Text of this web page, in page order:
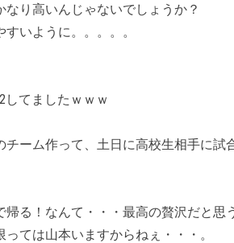
り高いんじゃないでしょうか？
いように。。。。。
てましたｗｗｗ
ーム作って、土日に高校生相手に
る！なんて・・・最高の贅沢だと思
ては山本いますからねぇ・・・。